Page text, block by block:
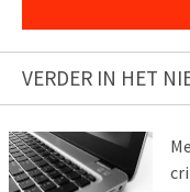
VERDER IN HET